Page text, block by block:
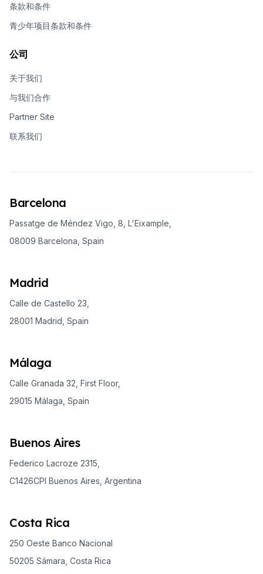
条款和条件
青少年项目条款和条件
公司
关于我们
与我们合作
Partner Site
联系我们
Barcelona
Passatge de Méndez Vigo, 8, L'Eixample,
08009 Barcelona, Spain
Madrid
Calle de Castello 23,
28001 Madrid, Spain
Málaga
Calle Granada 32, First Floor,
29015 Málaga, Spain
Buenos Aires
Federico Lacroze 2315,
C1426CPI Buenos Aires, Argentina
Costa Rica
250 Oeste Banco Nacional
50205 Sámara, Costa Rica